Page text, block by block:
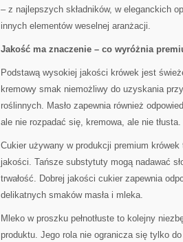
– z najlepszych składników, w eleganckich
innych elementów weselnej aranżacji.
Jakość ma znaczenie – co wyróżnia
Podstawą wysokiej jakości krówek jest
kremowy smak niemożliwy do uzyskania
roślinnych. Masło zapewnia również
ale nie rozpadać się, kremowa, ale nie tłusta.
Cukier używany w produkcji premium
jakości. Tańsze substytuty mogą nadawać
trwałość. Dobrej jakości cukier zapewnia
delikatnych smaków masła i mleka.
Mleko w proszku pełnotłuste to kolejny
produktu. Jego rola nie ogranicza się tylko